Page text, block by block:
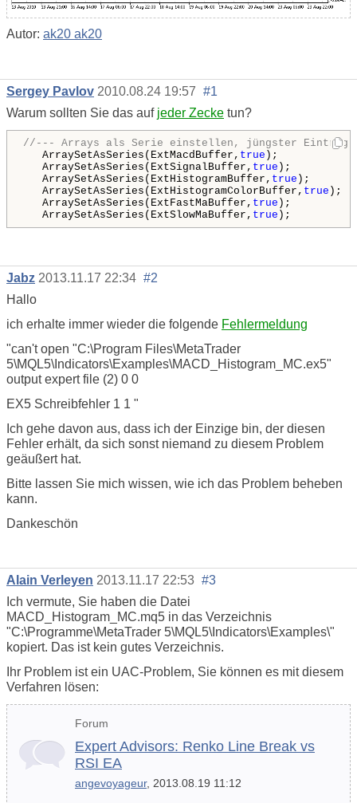
Autor: ak20 ak20
Sergey Pavlov 2010.08.24 19:57 #1
Warum sollten Sie das auf jeder Zecke tun?
//--- Arrays als Serie einstellen, jüngster Eintrag
ArraySetAsSeries(ExtMacdBuffer, true );
ArraySetAsSeries(ExtSignalBuffer, true );
ArraySetAsSeries(ExtHistogramBuffer, true );
ArraySetAsSeries(ExtHistogramColorBuffer, true );
ArraySetAsSeries(ExtFastMaBuffer, true );
ArraySetAsSeries(ExtSlowMaBuffer, true );
Jabz 2013.11.17 22:34 #2
Hallo
ich erhalte immer wieder die folgende Fehlermeldung
"can't open "C:\Program Files\MetaTrader
5\MQL5\Indicators\Examples\MACD_Histogram_MC.ex5"
output expert file (2) 0 0
EX5 Schreibfehler 1 1 "
Ich gehe davon aus, dass ich der Einzige bin, der diesen
Fehler erhält, da sich sonst niemand zu diesem Problem
geäußert hat.
Bitte lassen Sie mich wissen, wie ich das Problem beheben
kann.
Dankeschön
Alain Verleyen 2013.11.17 22:53 #3
Ich vermute, Sie haben die Datei
MACD_Histogram_MC.mq5 in das Verzeichnis
"C:\Programme\MetaTrader 5\MQL5\Indicators\Examples\"
kopiert. Das ist kein gutes Verzeichnis.
Ihr Problem ist ein UAC-Problem, Sie können es mit diesem
Verfahren lösen:
Forum
Expert Advisors: Renko Line Break vs
RSI EA
angevoyageur, 2013.08.19 11:12